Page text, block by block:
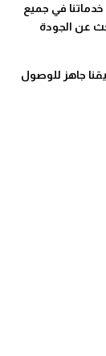
في جميع
عن الجودة
جاهز للوصول